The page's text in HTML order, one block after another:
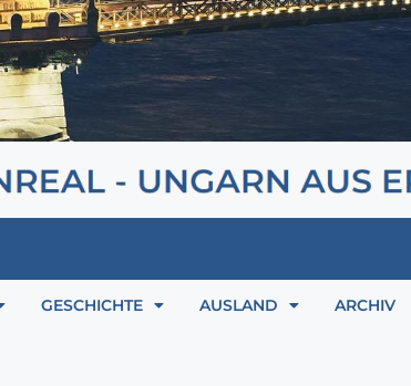
GESCHICHTE AUSLAND ARCHIV